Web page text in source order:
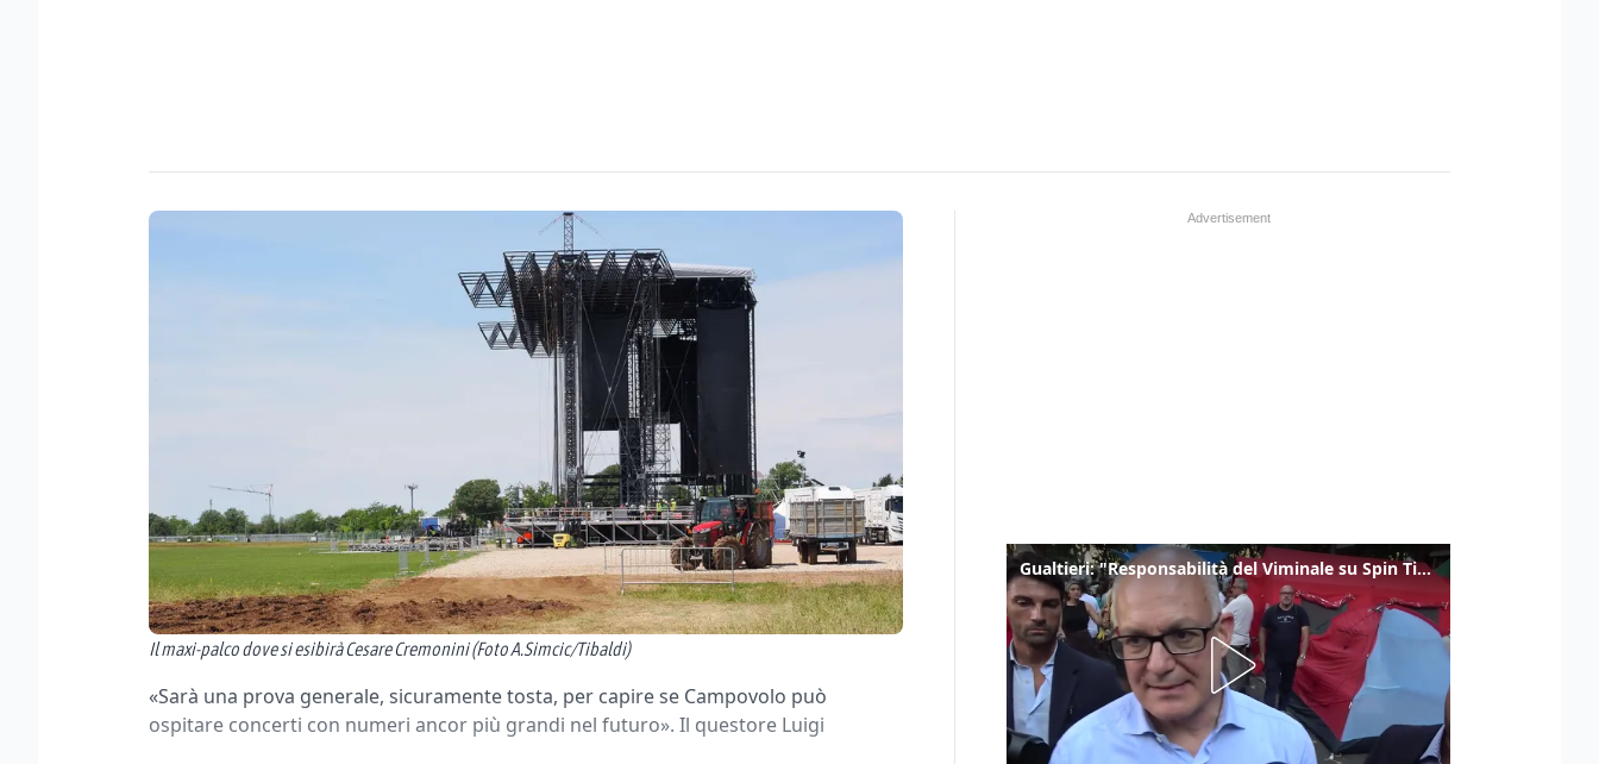
Il maxi-palco dove si esibirà Cesare Cremonini (Foto A.Simcic/Tibaldi)
«Sarà una prova generale, sicuramente tosta, per capire se Campovolo può
ospitare concerti con numeri ancor più grandi nel futuro». Il questore Luigi
Gualtieri: "Responsabilità del Viminale su Spin Time? La posizione dei partiti è nota"